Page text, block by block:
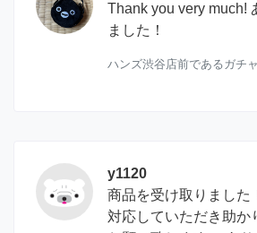
Thank you very much!
ました！
ハンズ渋谷店前であるガチ
y1120
商品を受け取りました
対応していただき助か